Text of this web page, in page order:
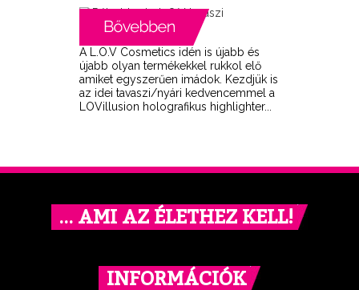
A L.O.V Cosmetics idén is újabb és
újabb olyan termékekkel rukkol elő
amiket egyszerűen imádok. Kezdjük is
az idei tavaszi/nyári kedvencemmel a
LOVillusion holografikus highlighter...
… AMI AZ ÉLETHEZ KELL!
INFORMÁCIÓK